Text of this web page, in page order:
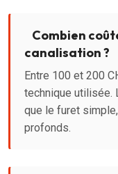
Combien
canalisation ?
Entre 100 et 200
technique utilisée.
que le furet
profonds.